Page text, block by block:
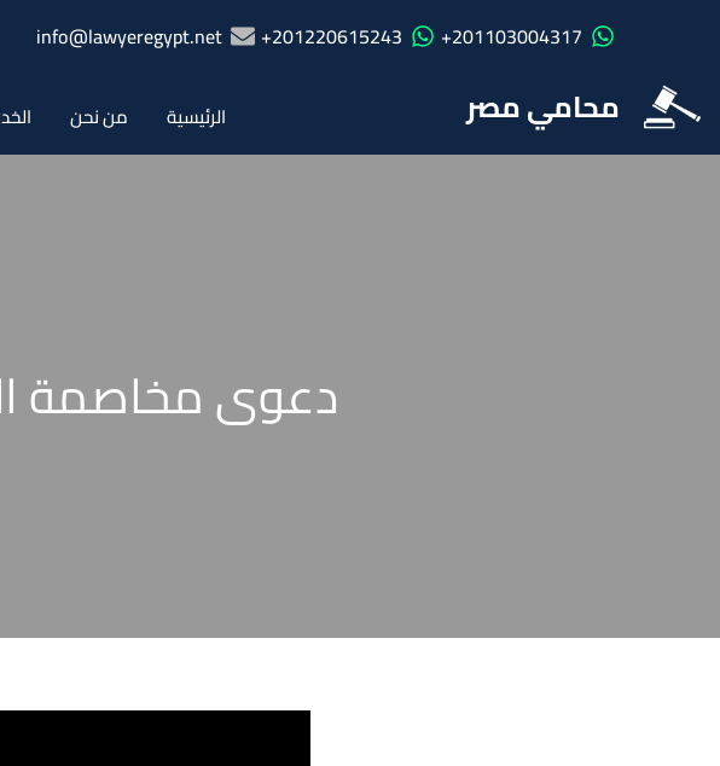
201103004317+
201220615243+
info@lawyeregypt.net
محامي مصر الرئيسية من نحن
دعوى مخاصمة